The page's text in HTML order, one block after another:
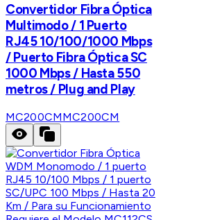
Convertidor Fibra Óptica
Multimodo / 1 Puerto
RJ45 10/100/1000 Mbps
/ Puerto Fibra Óptica SC
1000 Mbps / Hasta 550
metros / Plug and Play
MC200CMMC200CM